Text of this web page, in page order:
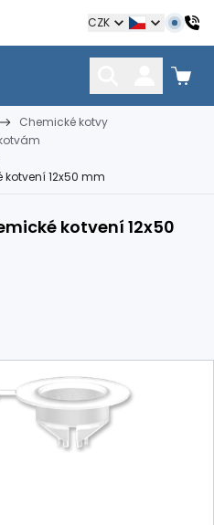
CZK
KOTEVNÍ TECHNIKA
Chemické kotvy
12x50 mm
kotvení 12x50